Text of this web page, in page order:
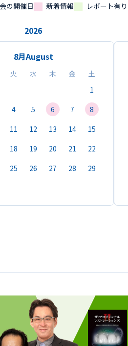
の開催日 新着情報 レポート有り
2026
8月August
火 水 木 金
土
1
4 5 6 7
8
11 12 13 14
15
18 19 20 21
22
25 26 27 28
29